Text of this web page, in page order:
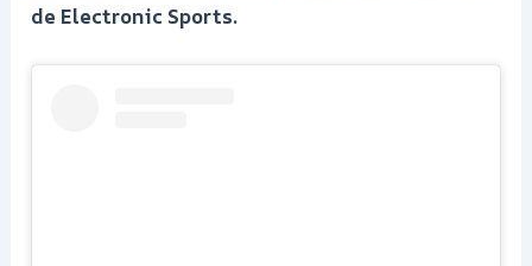
de Electronic Sports.